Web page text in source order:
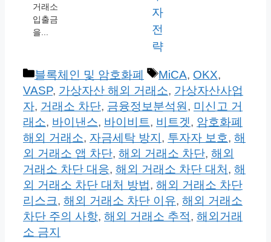
거래소
입출금
을...
카
테
고
리
블록체인 및 암호화폐
태
그
MiCA, OKX,
VASP, 가상자산 해외 거래소, 가상자산사업
자, 거래소 차단, 금융정보분석원 , 미신고 거
래소, 바이낸스, 바이비트, 비트겟, 암호화폐
해외 거래소, 자금세탁 방지 , 투자자 보호, 해
외 거래소 앱 차단, 해외 거래소 차단, 해외
거래소 차단 대응, 해외 거래소 차단 대처 , 해
외 거래소 차단 대처 방법, 해외 거래소 차단
리스크, 해외 거래소 차단 이유, 해외 거래소
차단 주의 사항, 해외 거래소 추적, 해외거래
소 금지